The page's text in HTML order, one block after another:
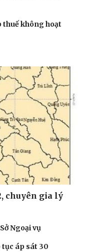
thuế không hoạt
chuyên gia lý
Ngoại vụ
áp sát 30